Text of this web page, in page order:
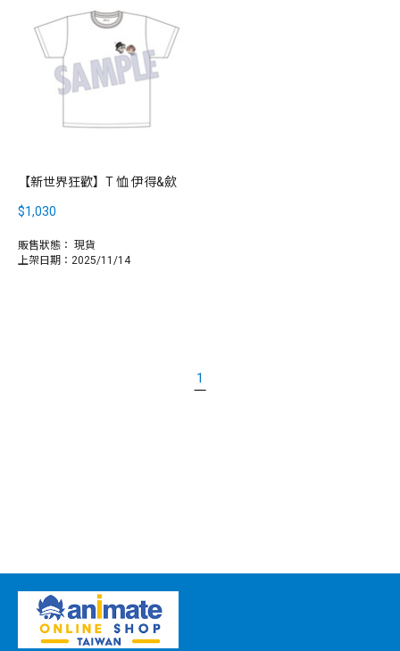
【新世界狂歡】T 恤 伊得&歛
$1,030
販售狀態： 現貨
上架日期：2025/11/14
1